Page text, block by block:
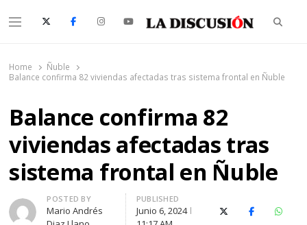
Menu
Home
Ñuble
Balance confirma 82 viviendas afectadas tras sistema frontal en Ñuble
Balance confirma 82
viviendas afectadas tras
sistema frontal en Ñuble
Author
POSTED BY
Mario Andrés
PUBLISHED
Junio 6, 2024
X (Twitter)Facebook